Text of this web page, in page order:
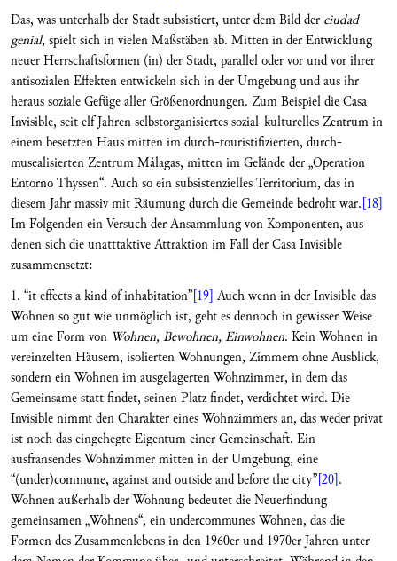
Das, was unterhalb der Stadt subsistiert, unter dem Bild der ciudad
genial, spielt sich in vielen Maßstäben ab. Mitten in der Entwicklung
neuer Herrschaftsformen (in) der Stadt, parallel oder vor und vor ihrer
antisozialen Effekten entwickeln sich in der Umgebung und aus ihr
heraus soziale Gefüge aller Größenordnungen. Zum Beispiel die Casa
Invisible, seit elf Jahren selbstorganisiertes sozial-kulturelles Zentrum in
einem besetzten Haus mitten im durch-touristifizierten, durch-
musealisierten Zentrum Málagas, mitten im Gelände der „Operation
Entorno Thyssen“. Auch so ein subsistenzielles Territorium, das in
diesem Jahr massiv mit Räumung durch die Gemeinde bedroht war.[18]
Im Folgenden ein Versuch der Ansammlung von Komponenten, aus
denen sich die unatttaktive Attraktion im Fall der Casa Invisible
zusammensetzt:
1. “it effects a kind of inhabitation”[19] Auch wenn in der Invisible das
Wohnen so gut wie unmöglich ist, geht es dennoch in gewisser Weise
um eine Form von Wohnen, Bewohnen, Einwohnen. Kein Wohnen in
vereinzelten Häusern, isolierten Wohnungen, Zimmern ohne Ausblick,
sondern ein Wohnen im ausgelagerten Wohnzimmer, in dem das
Gemeinsame statt findet, seinen Platz findet, verdichtet wird. Die
Invisible nimmt den Charakter eines Wohnzimmers an, das weder privat
ist noch das eingehegte Eigentum einer Gemeinschaft. Ein
ausfransendes Wohnzimmer mitten in der Umgebung, eine
“(under)commune, against and outside and before the city”[20].
Wohnen außerhalb der Wohnung bedeutet die Neuerfindung
gemeinsamen „Wohnens“, ein undercommunes Wohnen, das die
Formen des Zusammenlebens in den 1960er und 1970er Jahren unter